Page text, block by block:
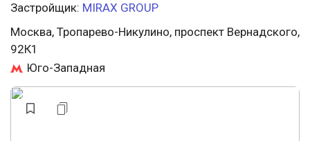
Застройщик: MIRAX GROUP
Москва, Тропарево-Никулино, проспект Вернадского,
92К1
Юго-Западная